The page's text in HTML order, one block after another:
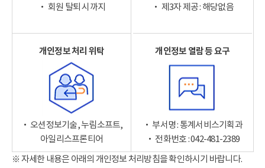
‧ 회원 탈퇴 시까지 ‧ 제3자 제공 : 해당없음
개인정보 처리 위탁
‧ 오션정보기술, 누림소프트,
아일리스프론티어
개인정보 열람 등 요구
‧ 부서명 : 통계서비스기획과
‧ 전화번호 : 042-481-2389
※ 자세한 내용은 아래의 개인정보 처리방침을 확인하시기 바랍니다.